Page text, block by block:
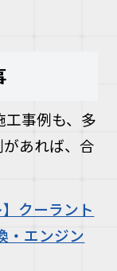
工事例も、多
あれば、合
クーラント
・エンジン